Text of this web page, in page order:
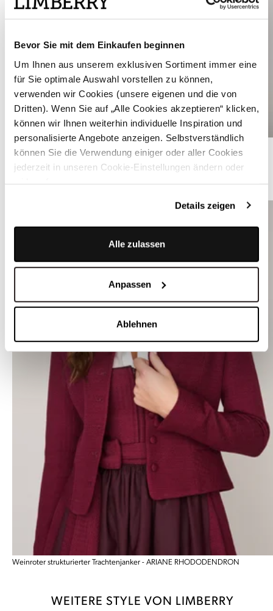
Bevor Sie mit dem Einkaufen beginnen
Um Ihnen aus unserem exklusiven Sortiment immer eine
für Sie optimale Auswahl vorstellen zu können,
verwenden wir Cookies (unsere eigenen und die von
Dritten). Wenn Sie auf „Alle Cookies akzeptieren“ klicken,
können wir Ihnen weiterhin individuelle Inspiration und
personalisierte Angebote anzeigen. Selbstverständlich
können Sie die Verwendung einiger oder aller Cookies
jederzeit in unseren Cookie-Einstellungen ändern oder
Details zeigen
Alle zulassen
Anpassen
Ablehnen
Hellgrünes Dirndl - ELAINE SPRING GREEN
ÄHNLICHE STYLES
Weinroter strukturierter Trachtenjanker - ARIANE RHODODENDRON
WEITERE STYLE VON LIMBERRY